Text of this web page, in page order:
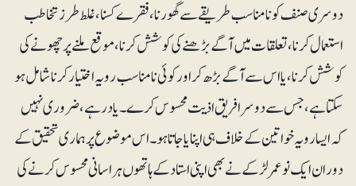
دوسری صنف کو نامناسب طریقے سے گھورنا، فقرے کسنا، غلط طرزتخاطب
استعمال کرنا، تعلقات میں آگے بڑھنے کی کوشش کرنا، موقع ملنے پر چھونے کی
کوشش کرنا، یا اس سے آگے بڑھ کر اور کوئی نا مناسب رویہ اختیار کرنا شامل ہو
سکتا ہے، جس سے دوسرا فریق اذیت محسوس کرے۔ یاد رہے، ضروری نہیں
کہ ایسا رویہ خواتین کے خلاف ہی اپنایا جاتا ہو۔ اس موضوع پر ہماری تحقیق کے
دوران ایک نو عمر لڑکے نے بھی اپنی استاد کے ہاتھوں ہراسانی محسوس کرنے کی